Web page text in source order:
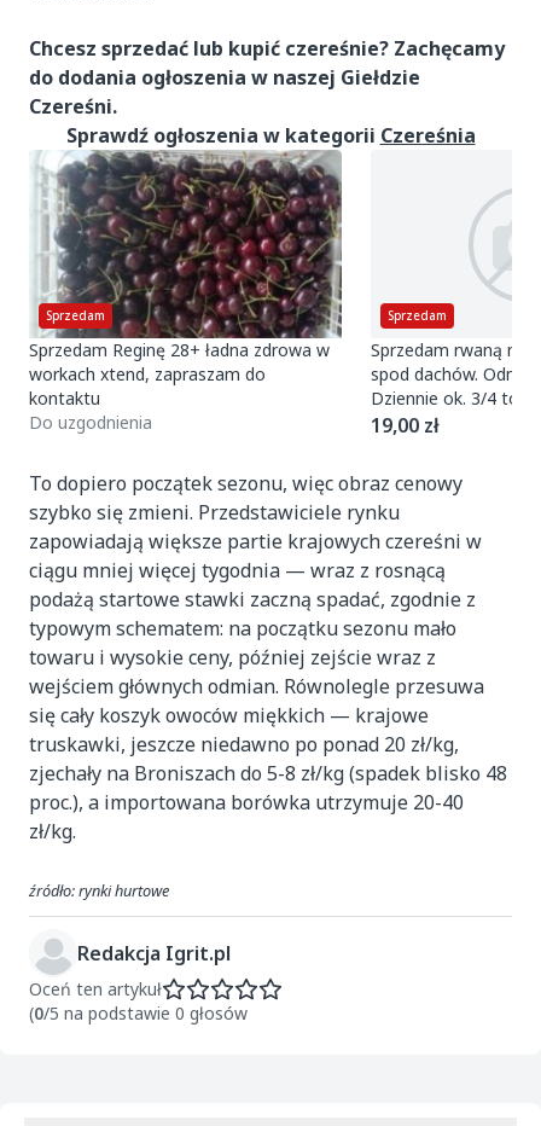
Chcesz sprzedać lub kupić czereśnie? Zachęcamy
do dodania ogłoszenia w naszej Giełdzie
Czereśni.
Sprawdź ogłoszenia w kategorii Czereśnia
Sprzedam
Sprzedam Reginę 28+ ładna zdrowa w
workach xtend, zapraszam do
kontaktu
Do uzgodnienia
Sprzedam
Sprzedam rwaną na
spod dachów.
Dziennie ok. 3/4
schłodzenia i
19,00 zł
To dopiero początek sezonu, więc obraz cenowy
szybko się zmieni. Przedstawiciele rynku
zapowiadają większe partie krajowych czereśni w
ciągu mniej więcej tygodnia — wraz z rosnącą
podażą startowe stawki zaczną spadać, zgodnie z
typowym schematem: na początku sezonu mało
towaru i wysokie ceny, później zejście wraz z
wejściem głównych odmian. Równolegle przesuwa
się cały koszyk owoców miękkich — krajowe
truskawki, jeszcze niedawno po ponad 20 zł/kg,
zjechały na Broniszach do 5-8 zł/kg (spadek blisko 48
proc.), a importowana borówka utrzymuje 20-40
zł/kg.
źródło: rynki hurtowe
Redakcja Igrit.pl
Oceń ten artykuł
(0/5 na podstawie 0 głosów